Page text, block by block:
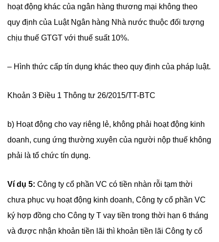
hoạt động khác của ngân hàng thương mại không theo
quy định của Luật Ngân hàng Nhà nước thuộc đối tượng
chịu thuế GTGT với thuế suất 10%.
– Hình thức cấp tín dụng khác theo quy định của pháp luật.
Khoản 3 Điều 1 Thông tư 26/2015/TT-BTC
b) Hoạt động cho vay riêng lẻ, không phải hoạt động kinh
doanh, cung ứng thường xuyên của người nộp thuế không
phải là tổ chức tín dụng.
Ví dụ 5: Công ty cổ phần VC có tiền nhàn rỗi tạm thời
chưa phục vụ hoạt động kinh doanh, Công ty cổ phần VC
ký hợp đồng cho Công ty T vay tiền trong thời hạn 6 tháng
và được nhận khoản tiền lãi thì khoản tiền lãi Công ty cổ